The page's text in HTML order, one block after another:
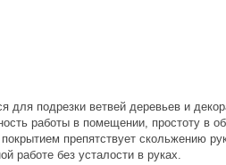
для подрезки ветвей деревьев и
работы в помещении, простоту в
препятствует скольжению
работе без усталости в руках.